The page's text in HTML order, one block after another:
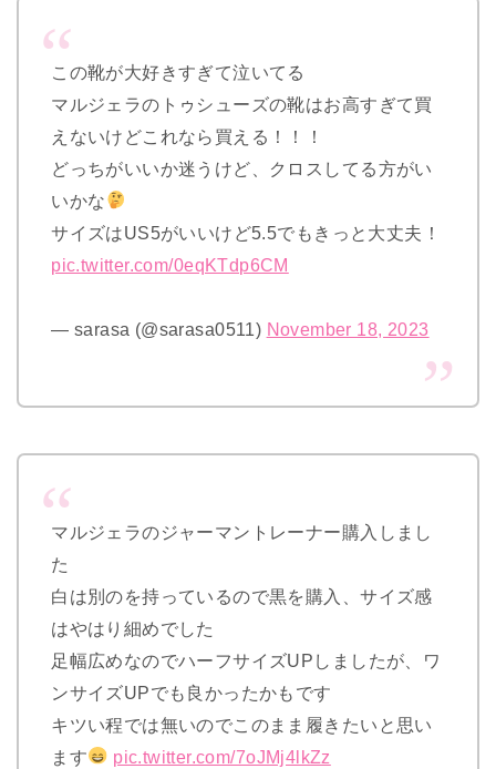
この靴が大好きすぎて泣いてる
マルジェラのトゥシューズの靴はお高すぎて買
えないけどこれなら買える！！！
どっちがいいか迷うけど、クロスしてる方がい
いかな
サイズはUS5がいいけど5.5でもきっと大丈夫！
pic.twitter.com/0eqKTdp6CM
— sarasa (@sarasa0511) November 18, 2023
マルジェラのジャーマントレーナー購入しまし
た
白は別のを持っているので黒を購入、サイズ感
はやはり細めでした
足幅広めなのでハーフサイズUPしましたが、ワ
ンサイズUPでも良かったかもです
キツい程では無いのでこのまま履きたいと思い
ます
pic.twitter.com/7oJMj4lkZz